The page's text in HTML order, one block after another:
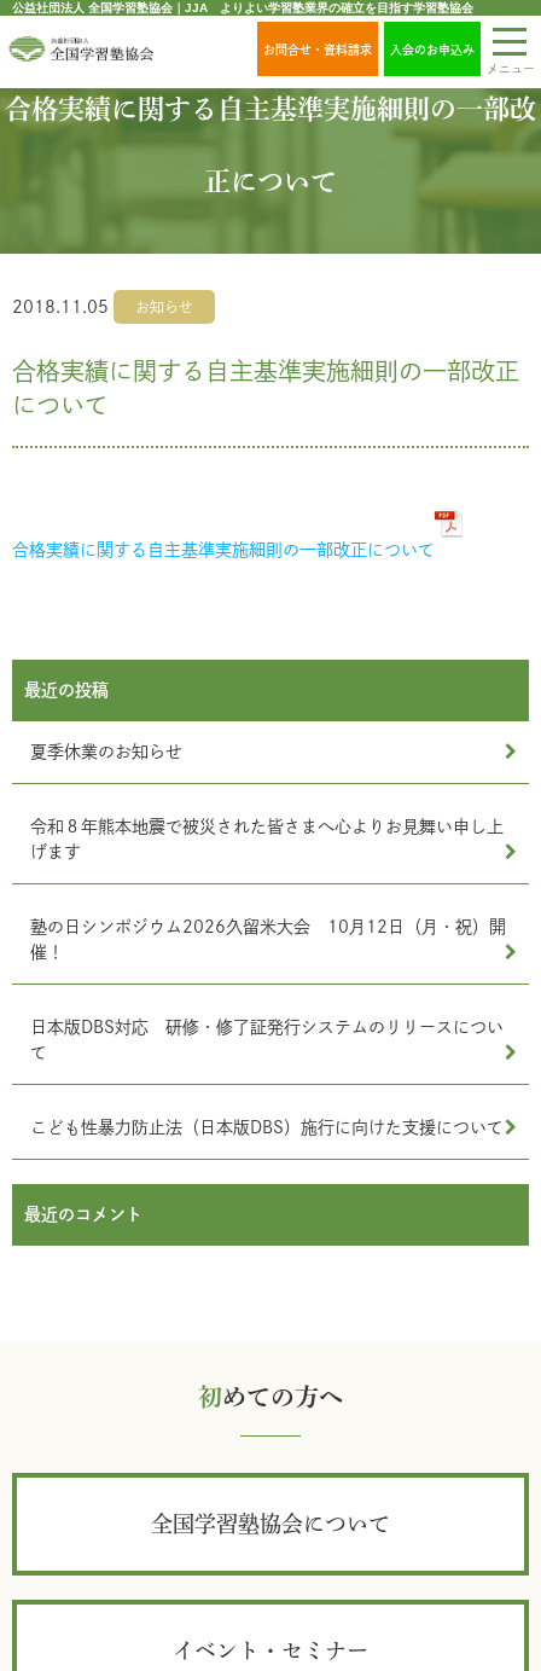
公益社団法人 全国学習塾協会｜JJA よりよい学習塾業界の確立を目指す学習塾協会
お問合せ・資料請求
入会のお申込み
メニュー
合格実績に関する自主基準実施細則の一部改
正について
2018.11.05 お知らせ
合格実績に関する自主基準実施細則の一部改正
について
合格実績に関する自主基準実施細則の一部改正について
最近の投稿
夏季休業のお知らせ
令和８年熊本地震で被災された皆さまへ心よりお見舞い申し上
げます
塾の日シンポジウム2026久留米大会 10月12日（月・祝）開
催！
日本版DBS対応 研修・修了証発行システムのリリースについ
て
こども性暴力防止法（日本版DBS）施行に向けた支援について
最近のコメント
初めての方へ
全国学習塾協会について
イベント・セミナー